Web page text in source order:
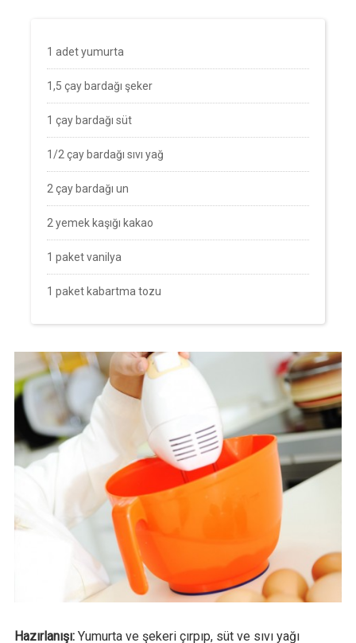
1 adet yumurta
1,5 çay bardağı şeker
1 çay bardağı süt
1/2 çay bardağı sıvı yağ
2 çay bardağı un
2 yemek kaşığı kakao
1 paket vanilya
1 paket kabartma tozu
Hazırlanışı:Yumurta ve şekeri çırpıp, süt ve sıvı yağı